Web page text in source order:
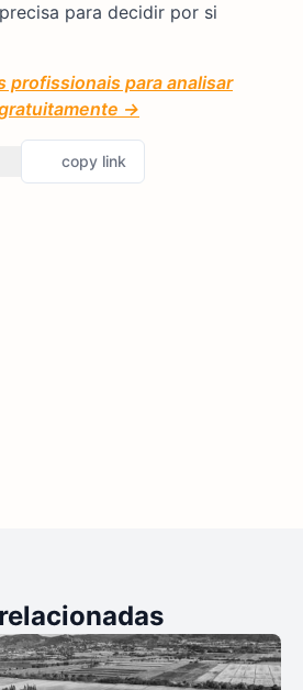
para decidir por si
profissionais para analisar
gratuitamente →
copy link